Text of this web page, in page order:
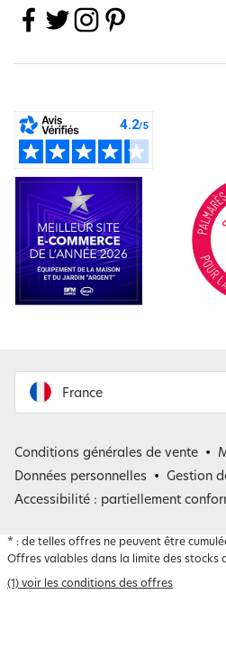
France
Belgique
Conditions générales de vente
Données personnelles
Gestion
Accessibilité : partiellement
* : de telles offres ne peuvent être
Offres valables dans la limite des stocks
(1) voir les conditions des offres